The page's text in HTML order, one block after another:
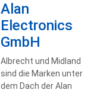
Alan
Electronics
GmbH
Albrecht und Midland
sind die Marken unter
dem Dach der Alan